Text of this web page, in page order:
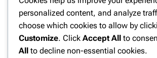
ini untuk komentar saya berikutnya.
personalized content, and analyze
choose which cookies to allow by
Customize. Click Accept All to
All to decline non-essential cookies.